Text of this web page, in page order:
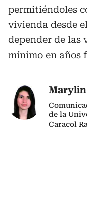
permitiéndoles
vivienda desde
depender de las
mínimo en años
de la
Caracol